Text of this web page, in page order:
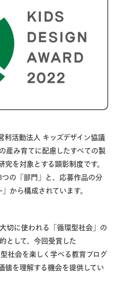
利活動法人 キッズデザイン協議
産み育てに配慮したすべての製
を対象とする顕彰制度です。
の「部門」と、応募作品の分
から構成されています。
切に使われる「循環型社会」の
として、今回受賞した
社会を楽しく学べる教育プログ
値を理解する機会を提供してい